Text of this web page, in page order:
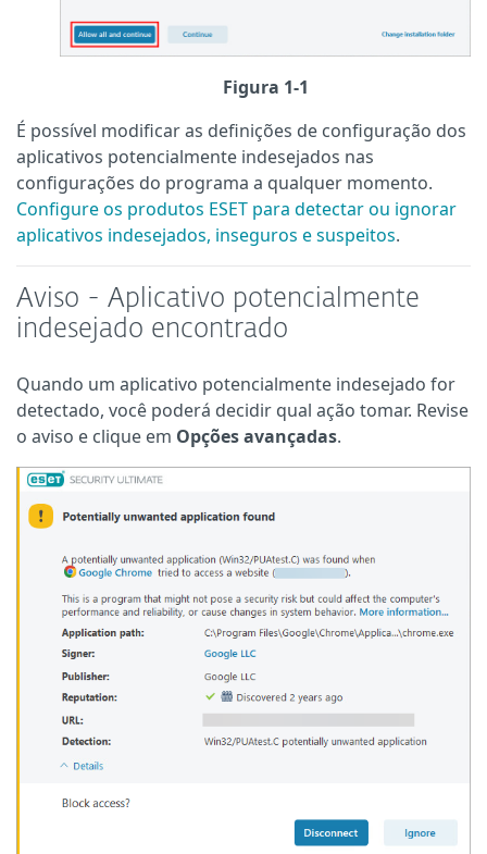
Figura 1-1
É possível modificar as definições de configuração dos
aplicativos potencialmente indesejados nas
configurações do programa a qualquer momento.
Configure os produtos ESET para detectar ou ignorar
aplicativos indesejados, inseguros e suspeitos.
Aviso - Aplicativo potencialmente
indesejado encontrado
Quando um aplicativo potencialmente indesejado for
detectado, você poderá decidir qual ação tomar. Revise
o aviso e clique em Opções avançadas.